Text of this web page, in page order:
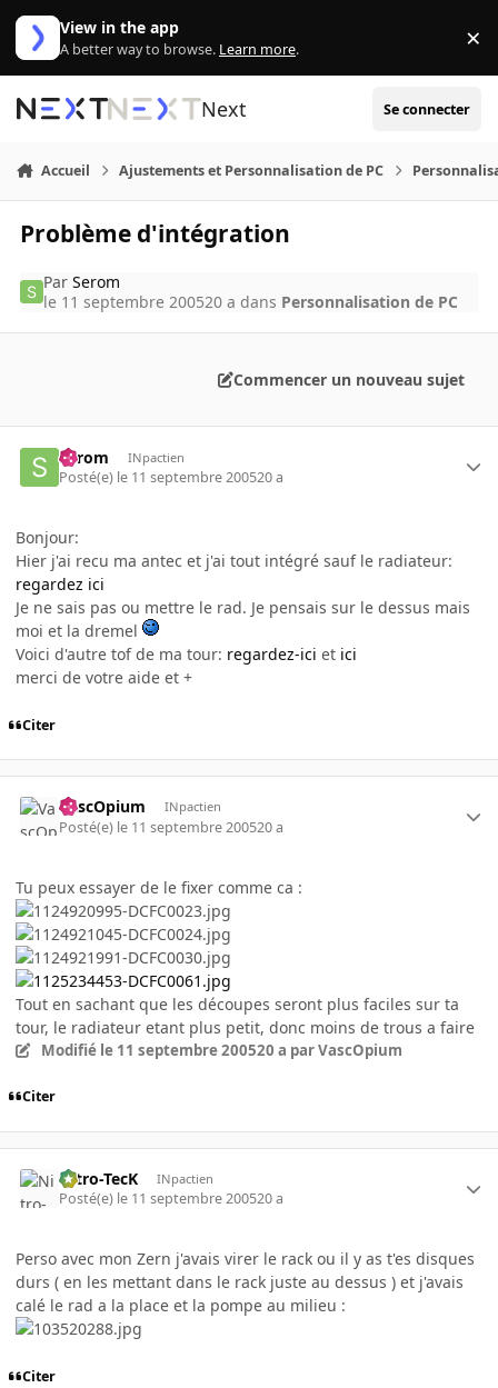
Aller au contenu
View in the app
A better way to browse. Learn more. ×
Next Se connecter
Accueil Ajustements et Personnalisation de PC
Problème d'intégration
ParSerom
le 11 septembre 200520 a dans Personnalisation de PC
Commencer un nouveau sujet
Serom INpactien
Posté(e) le 11 septembre 200520 a
Bonjour:
Hier j'ai recu ma antec et j'ai tout intégré sauf le radiateur:
regardez ici
Je ne sais pas ou mettre le rad. Je pensais sur le dessus mais
moi et la dremel
Voici d'autre tof de ma tour: regardez-ici et ici
merci de votre aide et +
Citer
VascOpium INpactien
Posté(e) le 11 septembre 200520 a
Tu peux essayer de le fixer comme ca :
Tout en sachant que les découpes seront plus faciles sur ta
tour, le radiateur etant plus petit, donc moins de trous a faire
Modifié le 11 septembre 200520 a par VascOpium
Citer
Nitro-TecK INpactien
Posté(e) le 11 septembre 200520 a
Perso avec mon Zern j'avais virer le rack ou il y as t'es disques
durs ( en les mettant dans le rack juste au dessus ) et j'avais
calé le rad a la place et la pompe au milieu :
Citer